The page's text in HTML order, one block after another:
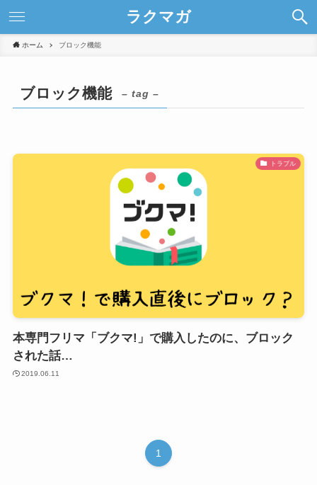
ラクマガ
ホーム ブロック機能
ブロック機能 – tag –
トラブル
本専門フリマ「ブクマ!」で購入したのに、ブロック
された話…
2019.06.11
1